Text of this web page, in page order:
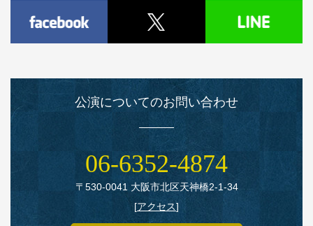
公演についてのお問い合わせ
06‑6352‑4874
〒530‑0041 大阪市北区天神橋2‑1‑34
[アクセス]